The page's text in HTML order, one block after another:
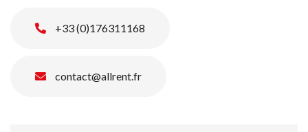
+33 (0)176311168
contact@allrent.fr